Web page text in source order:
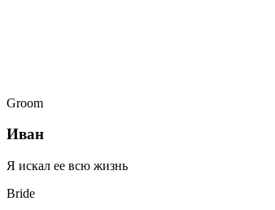
Groom
Иван
Я искал ее всю жизнь
Bride